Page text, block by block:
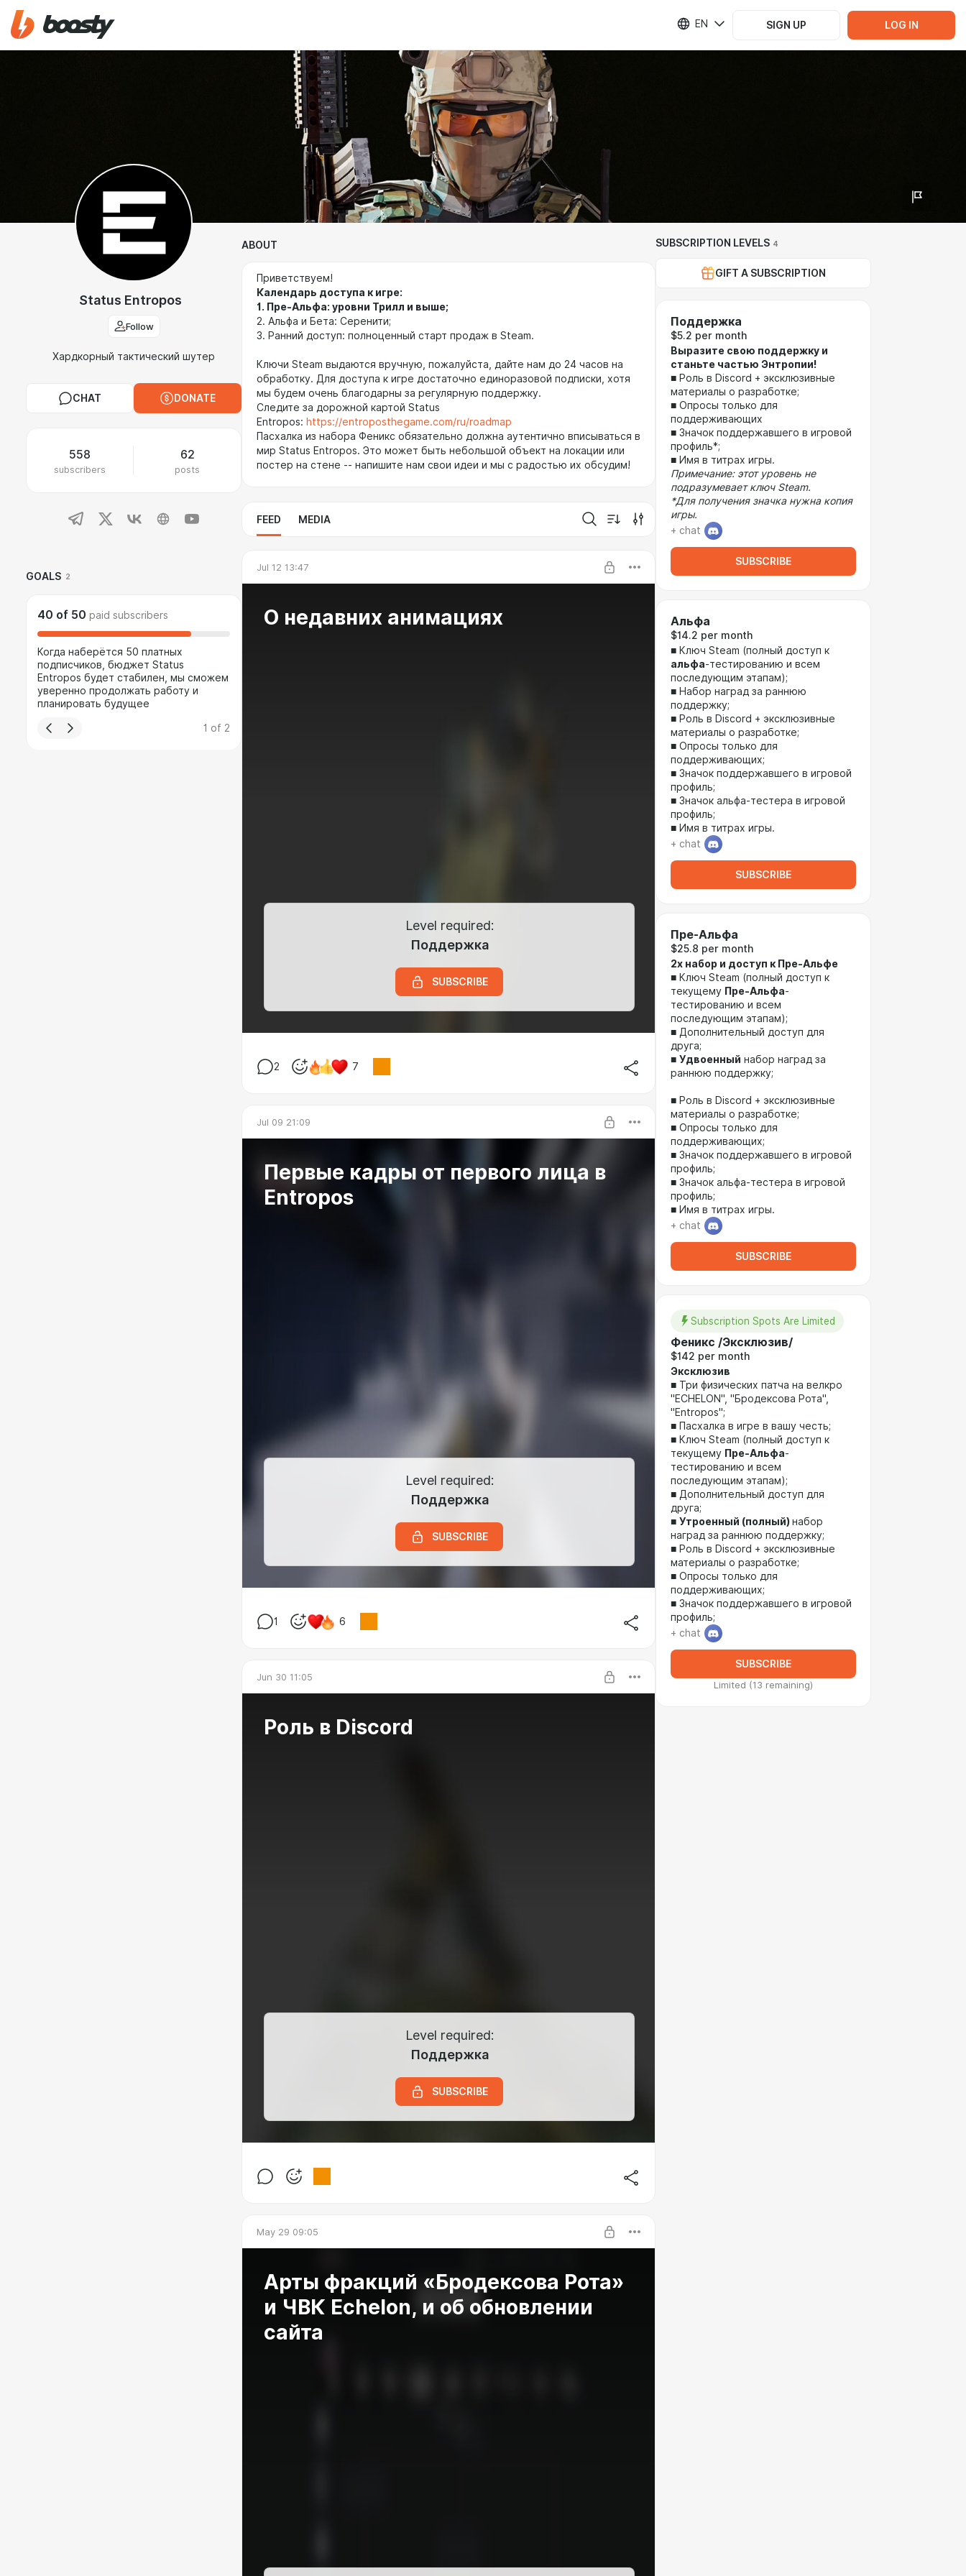
EN SIGN UP LOG IN
Status Entropos
Follow
Хардкорный тактический шутер
CHAT DONATE
558
subscribers
62
posts
GOALS 2
40 of 50 paid subscribers
Когда наберётся 50 платных
подписчиков, бюджет Status
Entropos будет стабилен, мы сможем
уверенно продолжать работу и
планировать будущее
1 of 2
ABOUT
Приветствуем!
Календарь доступа к игре:
1. Пре-Альфа: уровни Трилл и выше;
2. Альфа и Бета: Серенити;
3. Ранний доступ: полноценный старт продаж в Steam.
Ключи Steam выдаются вручную, пожалуйста, дайте нам до 24 часов на
обработку. Для доступа к игре достаточно единоразовой подписки, хотя
мы будем очень благодарны за регулярную поддержку.
Следите за дорожной картой Status
Entropos: https://entroposthegame.com/ru/roadmap
Пасхалка из набора Феникс обязательно должна аутентично вписываться в
мир Status Entropos. Это может быть небольшой объект на локации или
постер на стене -- напишите нам свои идеи и мы с радостью их обсудим!
FEED MEDIA
Jul 12 13:47
О недавних анимациях
Level required:
Поддержка
SUBSCRIBE
2 7
Jul 09 21:09
Первые кадры от первого лица в
Entropos
Level required:
Поддержка
SUBSCRIBE
1 6
Jun 30 11:05
Роль в Discord
Level required:
Поддержка
SUBSCRIBE
May 29 09:05
Арты фракций «Бродексова Рота»
и ЧВК Echelon, и об обновлении
сайта
SUBSCRIPTION LEVELS 4
GIFT A SUBSCRIPTION
Поддержка
$5.2 per month
Выразите свою поддержку и
станьте частью Энтропии!
■ Роль в Discord + эксклюзивные
материалы о разработке;
■ Опросы только для
поддерживающих
■ Значок поддержавшего в игровой
профиль*;
■ Имя в титрах игры.
Примечание: этот уровень не
подразумевает ключ Steam.
*Для получения значка нужна копия
игры.
+ chat
SUBSCRIBE
Альфа
$14.2 per month
■ Ключ Steam (полный доступ к
альфа-тестированию и всем
последующим этапам);
■ Набор наград за раннюю
поддержку;
■ Роль в Discord + эксклюзивные
материалы о разработке;
■ Опросы только для
поддерживающих;
■ Значок поддержавшего в игровой
профиль;
■ Значок альфа-тестера в игровой
профиль;
■ Имя в титрах игры.
+ chat
SUBSCRIBE
Пре-Альфа
$25.8 per month
2x набор и доступ к Пре-Альфе
■ Ключ Steam (полный доступ к
текущему Пре-Альфа-
тестированию и всем
последующим этапам);
■ Дополнительный доступ для
друга;
■ Удвоенный набор наград за
раннюю поддержку;
■ Роль в Discord + эксклюзивные
материалы о разработке;
■ Опросы только для
поддерживающих;
■ Значок поддержавшего в игровой
профиль;
■ Значок альфа-тестера в игровой
профиль;
■ Имя в титрах игры.
+ chat
SUBSCRIBE
Subscription Spots Are Limited
Феникс /Эксклюзив/
$142 per month
Эксклюзив
■ Три физических патча на велкро
"ECHELON", "Бродексова Рота",
"Entropos";
■ Пасхалка в игре в вашу честь;
■ Ключ Steam (полный доступ к
текущему Пре-Альфа-
тестированию и всем
последующим этапам);
■ Дополнительный доступ для
друга;
■ Утроенный (полный)набор
наград за раннюю поддержку;
■ Роль в Discord + эксклюзивные
материалы о разработке;
■ Опросы только для
поддерживающих;
■ Значок поддержавшего в игровой
профиль;
+ chat
SUBSCRIBE
Limited (13 remaining)